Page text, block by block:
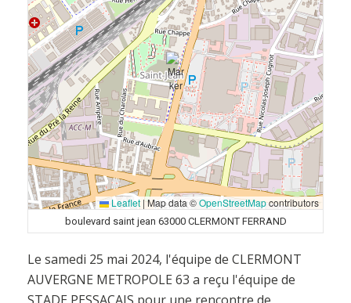
Leaflet | Map data ©OpenStreetMapcontributors
boulevard saint jean 63000 CLERMONT FERRAND
Le samedi 25 mai 2024, l'équipe de CLERMONT
AUVERGNE METROPOLE 63 a reçu l'équipe de